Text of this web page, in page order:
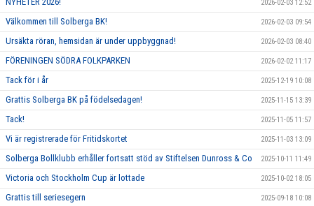
2026-02-03 12:52
Välkommen till Solberga BK! 2026-02-03 09:54
Ursäkta röran, hemsidan är under uppbyggnad! 2026-02-03 08:40
FÖRENINGEN SÖDRA FOLKPARKEN 2026-02-02 11:17
Tack för i år 2025-12-19 10:08
Grattis Solberga BK på födelsedagen! 2025-11-15 13:39
Tack! 2025-11-05 11:57
Vi är registrerade för Fritidskortet 2025-11-03 13:09
Solberga Bollklubb erhåller fortsatt stöd av Stiftelsen Dunross & Co 2025-10-11 11:49
Victoria och Stockholm Cup är lottade 2025-10-02 18:05
Grattis till seriesegern 2025-09-18 10:08